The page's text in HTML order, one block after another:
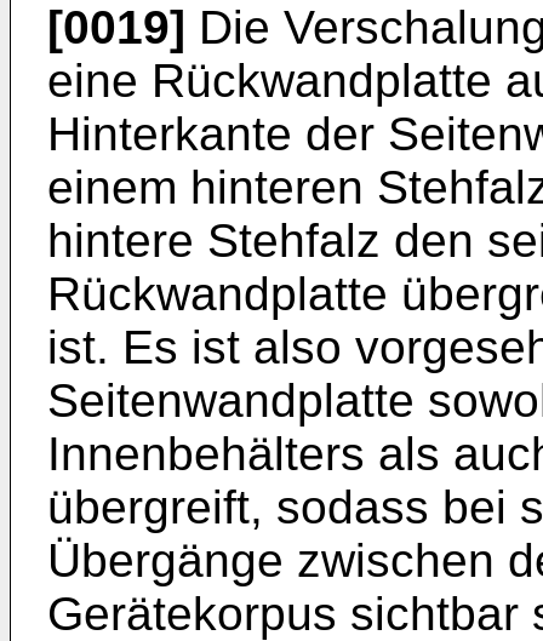
[0019] Die
eine Rückwandplatte
Hinterkante der
einem hinteren
hintere Stehfalz den
Rückwandplatte
ist. Es ist also
Seitenwandplatte
Innenbehälters als
übergreift, sodass bei
Übergänge zwischen
Gerätekorpus sichtbar